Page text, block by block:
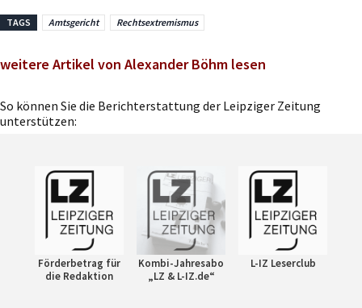
TAGS Amtsgericht Rechtsextremismus
weitere Artikel von Alexander Böhm lesen
So können Sie die Berichterstattung der Leipziger Zeitung
unterstützen:
Förderbetrag für
die Redaktion
Kombi-Jahresabo
„LZ & L-IZ.de“
L-IZ Leserclub